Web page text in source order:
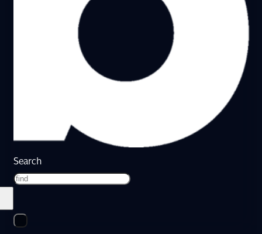
Search